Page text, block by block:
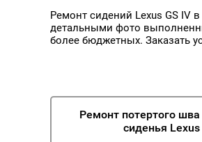
Ремонт сидений Lexus GS IV
детальными фото
более бюджетных. Заказать
Ремонт потертого
сиденья Lexus